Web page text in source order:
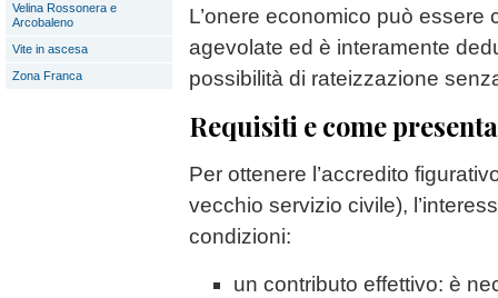
Velina Rossonera e
Arcobaleno
Vite in ascesa
Zona Franca
L’onere economico può essere
agevolate ed è interamente
possibilità di rateizzazione
Requisiti e come
Per ottenere l’accredito
vecchio servizio civile),
condizioni:
un contributo effettivo: è